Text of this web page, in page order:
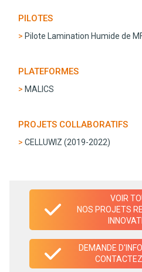
PILOTES
Pilote Lamination Humide de
PLATEFORMES
MALICS
PROJETS COLLABORATIFS
CELLUWIZ (2019-2022)
VOIR
NOS PROJETS
DEMANDE